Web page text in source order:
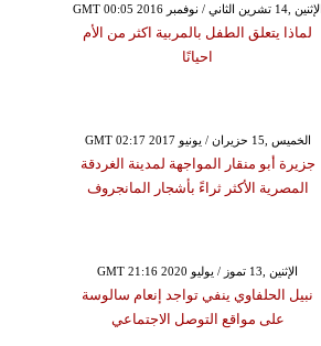
GMT 00:05 2016 الإثنين ,14 تشرين الثاني / نوفمبر
لماذا يتعلق الطفل بالمربية اكثر من الأم
احيانًا
GMT 02:17 2017 الخميس ,15 حزيران / يونيو
جزيرة أبو منقار المواجهة لمدينة الغردقة
المصرية الأكثر ثراءً بأشجار المانجروف
GMT 21:16 2020 الإثنين ,13 تموز / يوليو
نبيل الحلفاوي ينفي تواجد إنعام سالوسة
على مواقع التوصل الاجتماعي